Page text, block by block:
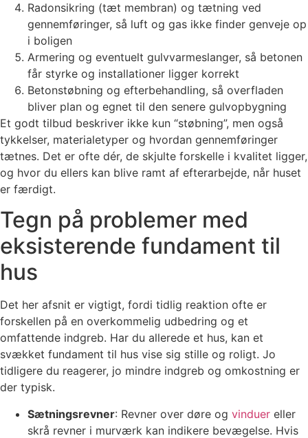
Radonsikring (tæt membran) og tætning ved
gennemføringer, så luft og gas ikke finder genveje op
i boligen
Armering og eventuelt gulvvarmeslanger, så betonen
får styrke og installationer ligger korrekt
Betonstøbning og efterbehandling, så overfladen
bliver plan og egnet til den senere gulvopbygning
Et godt tilbud beskriver ikke kun “støbning”, men også
tykkelser, materialetyper og hvordan gennemføringer
tætnes. Det er ofte dér, de skjulte forskelle i kvalitet ligger,
og hvor du ellers kan blive ramt af efterarbejde, når huset
er færdigt.
Tegn på problemer med
eksisterende fundament til
hus
Det her afsnit er vigtigt, fordi tidlig reaktion ofte er
forskellen på en overkommelig udbedring og et
omfattende indgreb. Har du allerede et hus, kan et
svækket fundament til hus vise sig stille og roligt. Jo
tidligere du reagerer, jo mindre indgreb og omkostning er
der typisk.
Sætningsrevner: Revner over døre og vinduer eller
skrå revner i murværk kan indikere bevægelse. Hvis